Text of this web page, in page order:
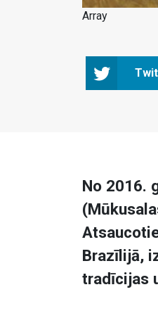
Array
No 2016.
Brazīlijā,
tradīcijas